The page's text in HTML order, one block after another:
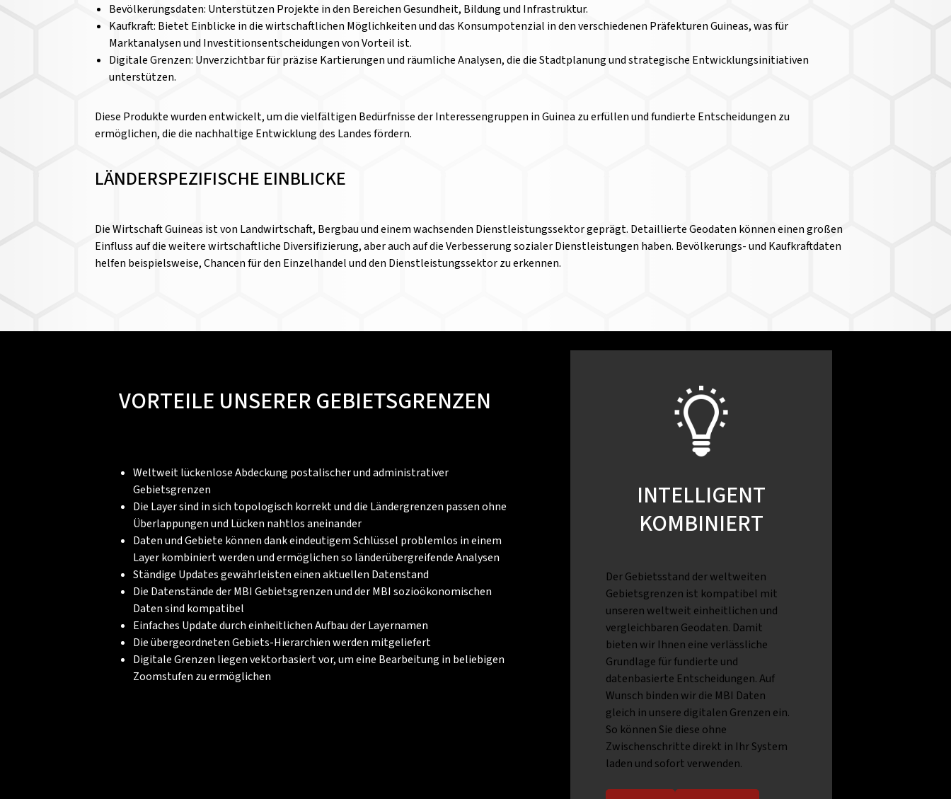
Bevölkerungsdaten: Unterstützen Projekte in den Bereichen Gesundheit, Bildung und Infrastruktur.
Kaufkraft: Bietet Einblicke in die wirtschaftlichen Möglichkeiten und das Konsumpotenzial in den verschiedenen Präfekturen Guineas, was für
Marktanalysen und Investitionsentscheidungen von Vorteil ist.
Digitale Grenzen: Unverzichtbar für präzise Kartierungen und räumliche Analysen, die die Stadtplanung und strategische Entwicklungsinitiativen
unterstützen.
Diese Produkte wurden entwickelt, um die vielfältigen Bedürfnisse der Interessengruppen in Guinea zu erfüllen und fundierte Entscheidungen zu
ermöglichen, die die nachhaltige Entwicklung des Landes fördern.
LÄNDERSPEZIFISCHE EINBLICKE
Die Wirtschaft Guineas ist von Landwirtschaft, Bergbau und einem wachsenden Dienstleistungssektor geprägt. Detaillierte Geodaten können einen großen
Einfluss auf die weitere wirtschaftliche Diversifizierung, aber auch auf die Verbesserung sozialer Dienstleistungen haben. Bevölkerungs- und Kaufkraftdaten
helfen beispielsweise, Chancen für den Einzelhandel und den Dienstleistungssektor zu erkennen.
VORTEILE UNSERER GEBIETSGRENZEN
Weltweit lückenlose Abdeckung postalischer und administrativer
Gebietsgrenzen
Die Layer sind in sich topologisch korrekt und die Ländergrenzen passen ohne
Überlappungen und Lücken nahtlos aneinander
Daten und Gebiete können dank eindeutigem Schlüssel problemlos in einem
Layer kombiniert werden und ermöglichen so länderübergreifende Analysen
Ständige Updates gewährleisten einen aktuellen Datenstand
Die Datenstände der MBI Gebietsgrenzen und der MBI sozioökonomischen
Daten sind kompatibel
Einfaches Update durch einheitlichen Aufbau der Layernamen
Die übergeordneten Gebiets-Hierarchien werden mitgeliefert
Digitale Grenzen liegen vektorbasiert vor, um eine Bearbeitung in beliebigen
Zoomstufen zu ermöglichen
INTELLIGENT
KOMBINIERT
Der Gebietsstand der weltweiten
Gebietsgrenzen ist kompatibel mit
unseren weltweit einheitlichen und
vergleichbaren Geodaten. Damit
bieten wir Ihnen eine verlässliche
Grundlage für fundierte und
datenbasierte Entscheidungen. Auf
Wunsch binden wir die MBI Daten
gleich in unsere digitalen Grenzen ein.
So können Sie diese ohne
Zwischenschritte direkt in Ihr System
laden und sofort verwenden.